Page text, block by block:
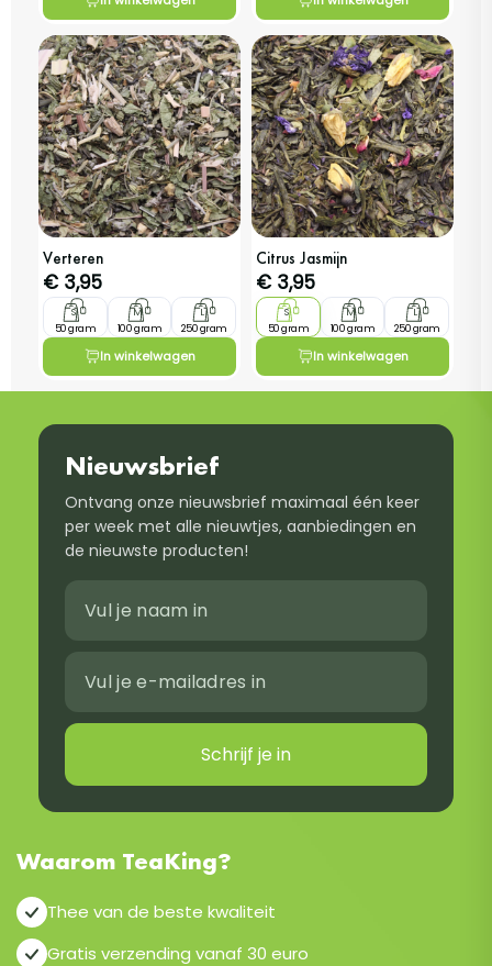
Verteren
€ 3,95
S
50 gram
M
100 gram
L
250 gram
In winkelwagen
Citrus Jasmijn
€ 3,95
S
50 gram
M
100 gram
L
250 gram
In winkelwagen
Nieuwsbrief
Ontvang onze nieuwsbrief maximaal één keer
per week met alle nieuwtjes, aanbiedingen en
de nieuwste producten!
Schrijf je in
Waarom TeaKing?
Thee van de beste kwaliteit
Gratis verzending vanaf 30 euro